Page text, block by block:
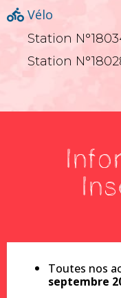
Vélo
Station
Station
Toutes nos
septembre